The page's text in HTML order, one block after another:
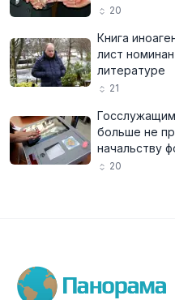
20
Книга
лист
литературе
21
больше не
начальству
20